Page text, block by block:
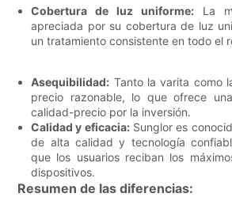
Cobertura de luz uniforme:La
apreciada por su cobertura de luz
un tratamiento consistente en todo el
Asequibilidad: Tanto la varita como
precio razonable, lo que ofrece
calidad-precio por la inversión.
Calidad y eficacia:Sunglor es
de alta calidad y tecnología
que los usuarios reciban los
dispositivos.
Resumen de las diferencias: